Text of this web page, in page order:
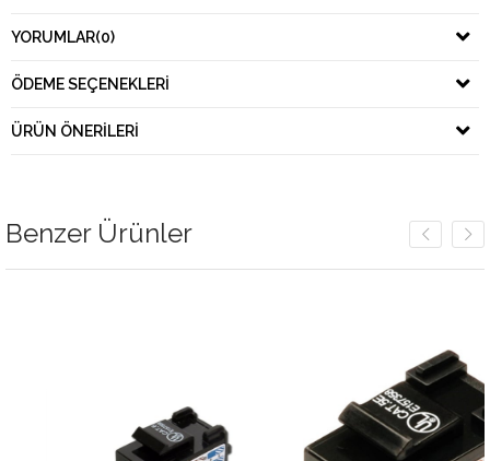
YORUMLAR(0)
ÖDEME SEÇENEKLERI
ÜRÜN ÖNERILERI
Benzer Ürünler